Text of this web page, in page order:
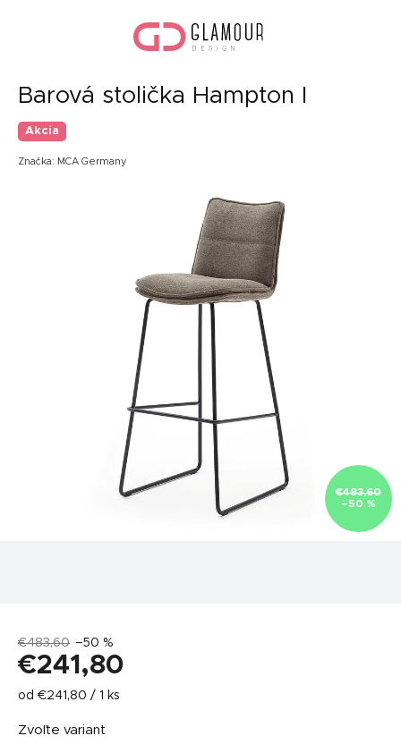
Barová stolička Hampton I
Akcia
Značka: MCA Germany
€483,60
–50 %
€483,60 –50 %
€241,80
Jednotková
od €241,80 / 1 ks
Zvoľte variant